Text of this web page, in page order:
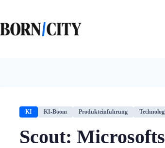
springen
KI KI-Boom Produkteinführung
Scout: